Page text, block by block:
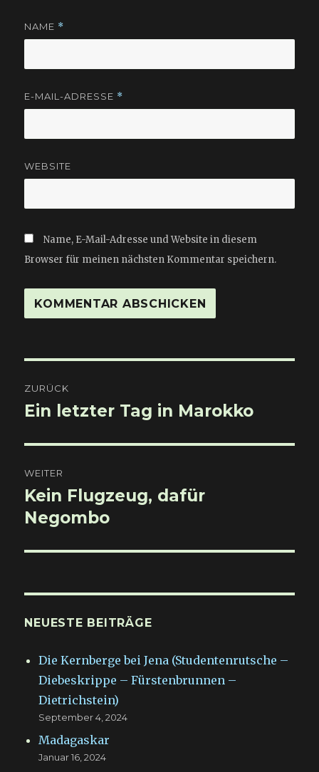
NAME *
E-MAIL-ADRESSE *
WEBSITE
Name, E-Mail-Adresse und Website in diesem
Browser für meinen nächsten Kommentar speichern.
ZURÜCK
Vorheriger
Ein letzter Tag in Marokko
WEITER
Nächster
Beitrag:
Kein Flugzeug, dafür
Negombo
NEUESTE BEITRÄGE
Die Kernberge bei Jena (Studentenrutsche –
Diebeskrippe – Fürstenbrunnen –
Dietrichstein)
September 4, 2024
Madagaskar
Januar 16, 2024